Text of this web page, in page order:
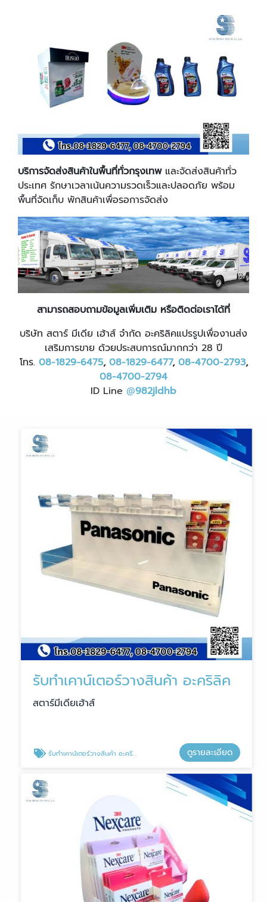
บริการจัดส่งสินค้าในพื้นที่ทั่วกรุงเทพ และจัดส่งสินค้าทั่ว
ประเทศ รักษาเวลาเน้นความรวดเร็วและปลอดภัย พร้อม
พื้นที่จัดเก็บ พักสินค้าเพื่อรอการจัดส่ง
สามารถสอบถามข้อมูลเพิ่มเติม หรือติดต่อเราได้ที่
บริษัท สตาร์ มีเดีย เฮ้าส์ จำกัด อะคริลิคแปรรูปเพื่องานส่ง
เสริมการขาย ด้วยประสบการณ์มากกว่า 28 ปี
โทร. 08-1829-6475, 08-1829-6477, 08-4700-2793,
08-4700-2794
ID Line @982jldhb
รับทำเคาน์เตอร์วางสินค้า อะคริลิค
สตาร์มีเดียเฮ้าส์
รับทำเคาน์เตอร์วางสินค้า อะคริลิค ดูรายละเอียด